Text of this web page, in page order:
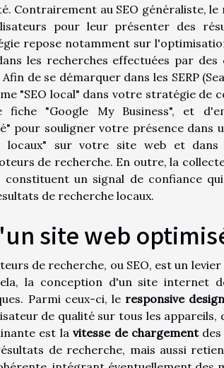
Contrairement au SEO généraliste,
pour leur présenter des
repose notamment sur
les recherches effectuées par
de se démarquer dans les SERP
"SEO local" dans votre stratégie de
"Google My Business", et
pour souligner votre présence dans
locaux" sur votre site web et dans
de recherche. En outre, la
un signal de confiance
de recherche locaux.
site web
de recherche, ou SEO, est un
la conception d'un site internet
Parmi ceux-ci, le responsive design
de qualité sur tous les appareils,
est lavitesse de chargementdes
de recherche, mais aussi